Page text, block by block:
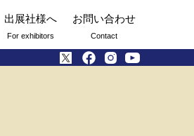
出展社様へ
For exhibitors
お問い合わせ
Contact